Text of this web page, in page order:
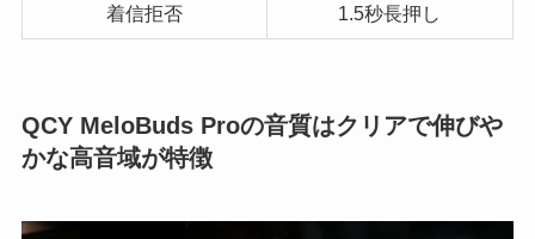
着信拒否 1.5秒長押し
QCY MeloBuds Proの音質はクリアで伸びや
かな高音域が特徴